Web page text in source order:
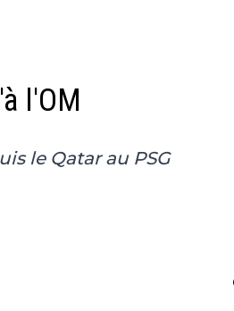
l'OM
le Qatar au PSG